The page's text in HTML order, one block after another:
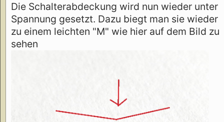
Die Schalterabdeckung wird nun wieder unter
Spannung gesetzt. Dazu biegt man sie wieder
zu einem leichten "M" wie hier auf dem Bild zu
sehen